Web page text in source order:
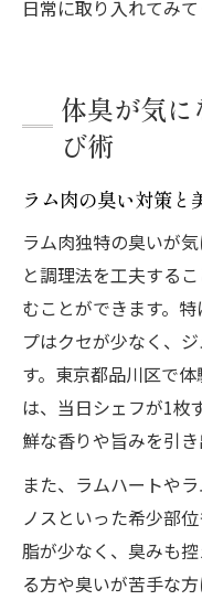
日常に取り入れてみて
体臭が気
び術
ラム肉の臭い対策と
ラム肉独特の臭いが
と調理法を工夫する
むことができます。
プはクセが少なく、
す。東京都品川区で
は、当日シェフが1枚
鮮な香りや旨みを引き
また、ラムハートや
ノスといった希少部
脂が少なく、臭みも
る方や臭いが苦手な